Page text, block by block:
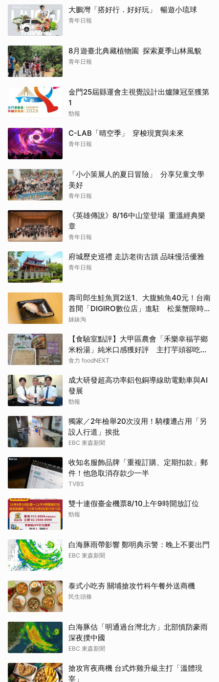
大鵬灣「搭好行．好好玩」 暢遊小琉球
青年日報
8月遊臺北典藏植物園 探索夏季山林風貌
青年日報
金門25屆縣運會主視覺設計出爐陳冠至獲第
1
勁報
C-LAB「晴空季」 穿梭現實與未來
青年日報
「小小策展人的夏日冒險」 分享兒童文學
美好
青年日報
《英雄傳說》8/16中山堂登場 重溫經典樂
章
青年日報
府城歷史巡禮 走訪老街古蹟 品味慢活優雅
青年日報
壽司郎生鮭魚買2送1、大腹鮪魚40元！台南
首間「DIGIRO數位店」進駐 松葉蟹限時上
桌
姊妹淘
【食驗室點評】大甲區農會「禾樂幸福芋鄉
米粉湯」純米口感獲好評 主打芋頭卻吃不
到存在感
食力 foodNEXT
成大研發超高功率鋁包銅導線助電動車與AI
發展
勁報
獨家／2年檢舉20次沒用！騎樓遭占用「另
設人行道」挨批
EBC 東森新聞
收知名服飾品牌「重複訂購、定期扣款」郵
件！他急取消存款少一半
TVBS
雙十連假臺金機票8/10上午9時開放訂位
勁報
白海豚雨帶影響 鄭明典示警：晚上不要出門
EBC 東森新聞
泰式小吃夯 關埔搶攻竹科午餐外送商機
民生頭條
白海豚估「明通過台灣北方」北部慎防豪雨
深夜撲中國
EBC 東森新聞
搶攻宵夜商機 台式炸雞升級主打「溫體現
宰」